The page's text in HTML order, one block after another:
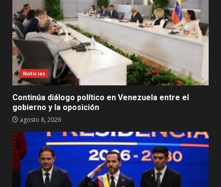
Noticias
Continúa diálogo político en Venezuela entre el
gobierno y la oposición
agosto 8, 2026